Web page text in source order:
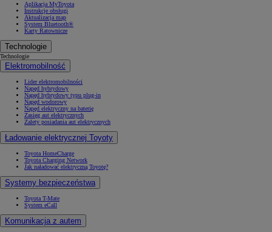
Aplikacja MyToyota
Instrukcje obsługi
Aktualizacja map
System Bluetooth®
Karty Ratownicze
Technologie
Technologie
Elektromobilność
Lider elektromobilności
Napęd hybrydowy
Napęd hybrydowy typu plug-in
Napęd wodorowy
Napęd elektryczny na baterię
Zasięg aut elektrycznych
Zalety posiadania aut elektrycznych
Ładowanie elektrycznej Toyoty
Toyota HomeCharge
Toyota Charging Network
Jak naładować elektryczną Toyotę?
Systemy bezpieczeństwa
Toyota T-Mate
System eCall
Komunikacja z autem